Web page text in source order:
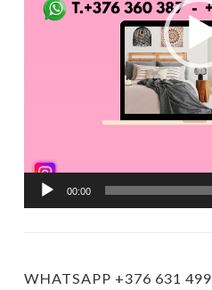
00:00
WHATSAPP +376 631 499